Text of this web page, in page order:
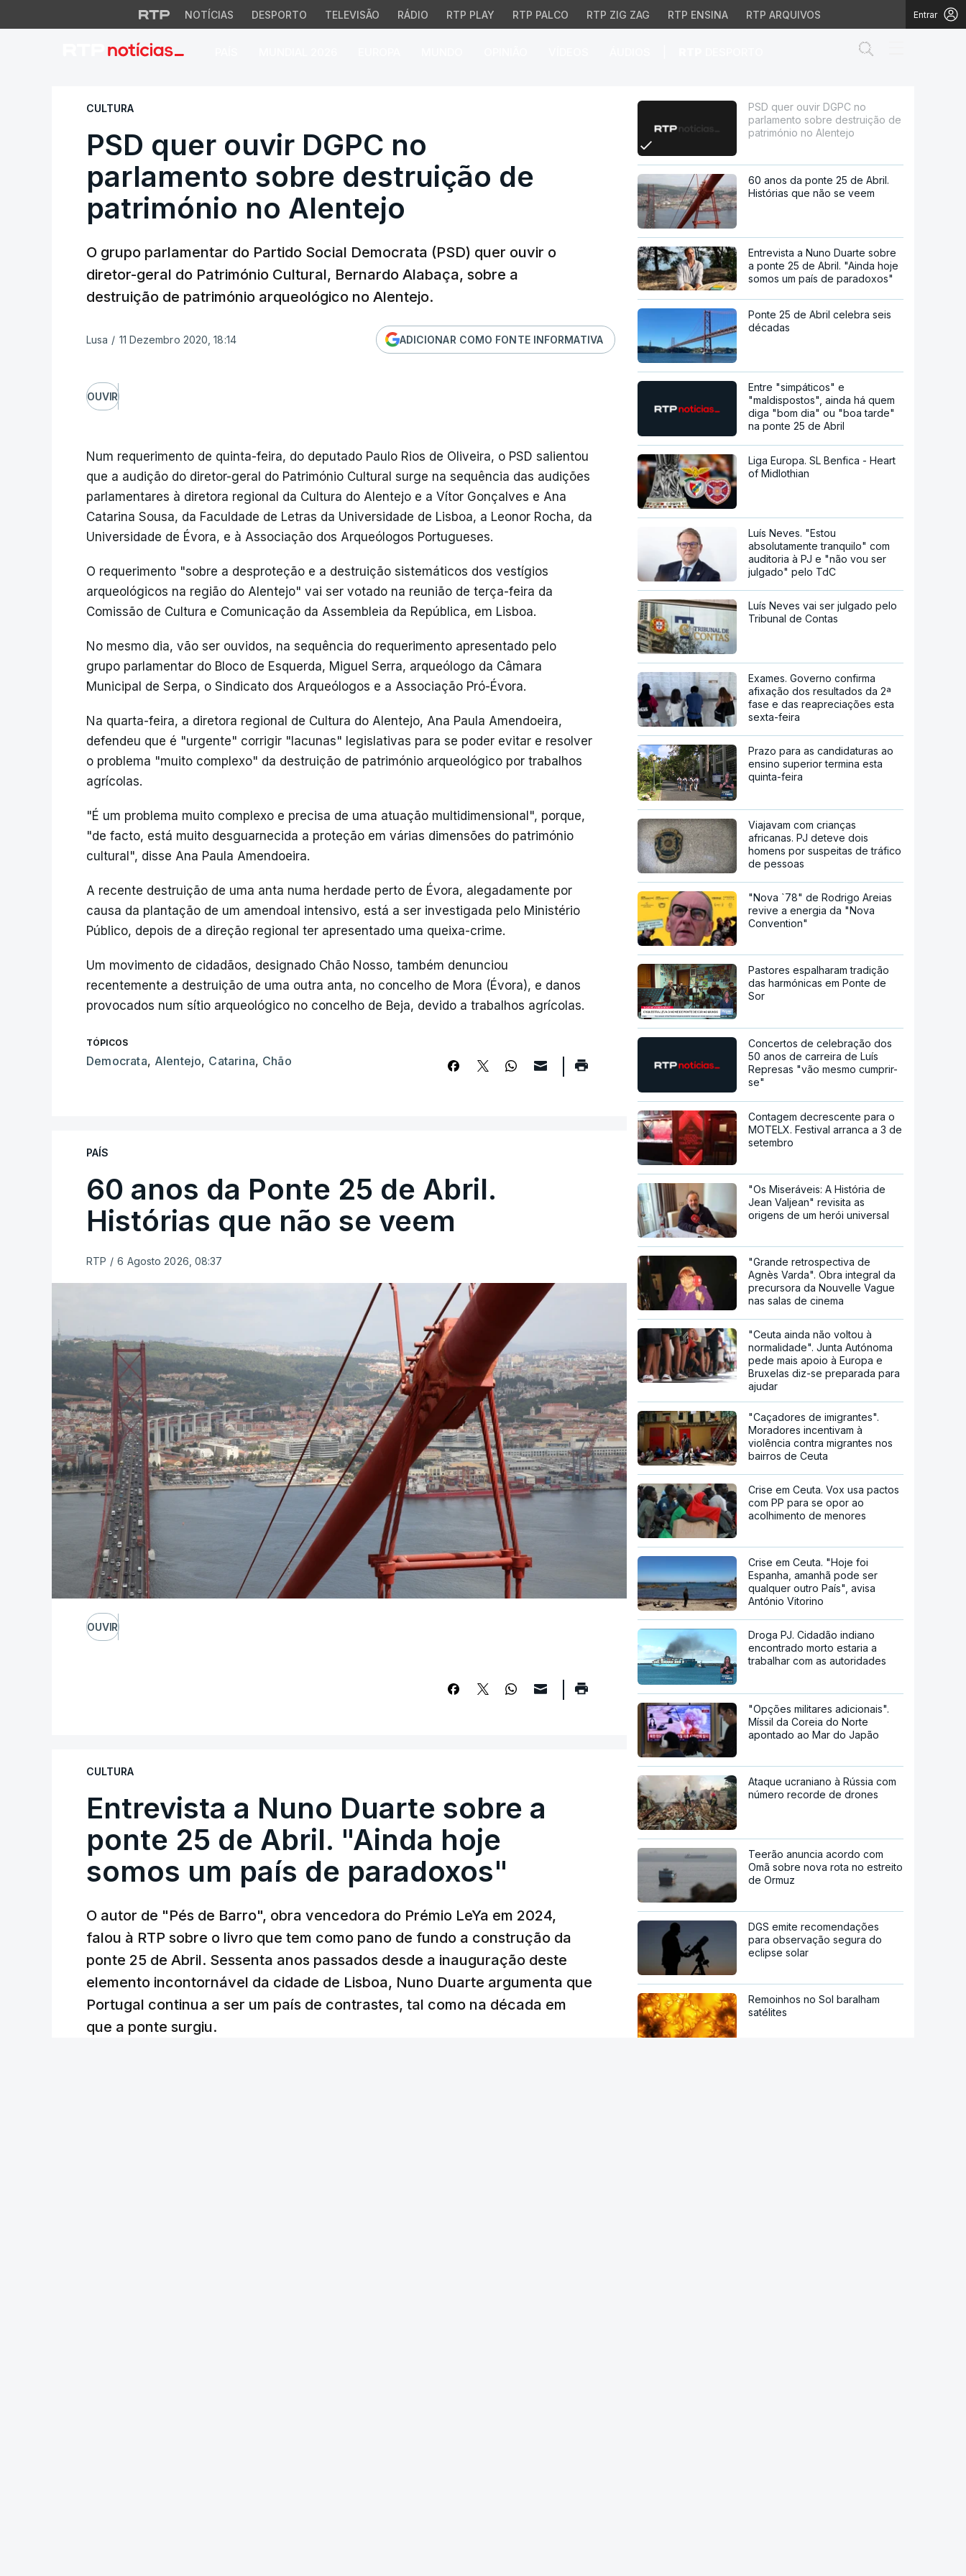
NOTÍCIAS DESPORTO TELEVISÃO RÁDIO RTP PLAY RTP PALCO RTP ZIG ZAG RTP ENSINA RTP ARQUIVOS Entrar
PSD quer ouvir DGPC no parlamento sobre destruição de
CULTURA
PSD quer ouvir DGPC no
parlamento sobre destruição de
património no Alentejo
O grupo parlamentar do Partido Social Democrata (PSD) quer ouvir o
diretor-geral do Património Cultural, Bernardo Alabaça, sobre a
destruição de património arqueológico no Alentejo.
Lusa / 11 Dezembro 2020, 18:14 ADICIONAR COMO FONTE INFORMATIVA
OUVIR
Num requerimento de quinta-feira, do deputado Paulo Rios de Oliveira, o PSD salientou
que a audição do diretor-geral do Património Cultural surge na sequência das audições
parlamentares à diretora regional da Cultura do Alentejo e a Vítor Gonçalves e Ana
Catarina Sousa, da Faculdade de Letras da Universidade de Lisboa, a Leonor Rocha, da
Universidade de Évora, e à Associação dos Arqueólogos Portugueses.
O requerimento "sobre a desproteção e a destruição sistemáticos dos vestígios
arqueológicos na região do Alentejo" vai ser votado na reunião de terça-feira da
Comissão de Cultura e Comunicação da Assembleia da República, em Lisboa.
No mesmo dia, vão ser ouvidos, na sequência do requerimento apresentado pelo
grupo parlamentar do Bloco de Esquerda, Miguel Serra, arqueólogo da Câmara
Municipal de Serpa, o Sindicato dos Arqueólogos e a Associação Pró-Évora.
Na quarta-feira, a diretora regional de Cultura do Alentejo, Ana Paula Amendoeira,
defendeu que é "urgente" corrigir "lacunas" legislativas para se poder evitar e resolver
o problema "muito complexo" da destruição de património arqueológico por trabalhos
agrícolas.
"É um problema muito complexo e precisa de uma atuação multidimensional", porque,
"de facto, está muito desguarnecida a proteção em várias dimensões do património
cultural", disse Ana Paula Amendoeira.
A recente destruição de uma anta numa herdade perto de Évora, alegadamente por
causa da plantação de um amendoal intensivo, está a ser investigada pelo Ministério
Público, depois de a direção regional ter apresentado uma queixa-crime.
Um movimento de cidadãos, designado Chão Nosso, também denunciou
recentemente a destruição de uma outra anta, no concelho de Mora (Évora), e danos
provocados num sítio arqueológico no concelho de Beja, devido a trabalhos agrícolas.
TÓPICOS
Democrata, Alentejo, Catarina, Chão
PAÍS
60 anos da Ponte 25 de Abril.
Histórias que não se veem
RTP / 6 Agosto 2026, 08:37
OUVIR
CULTURA
Entrevista a Nuno Duarte sobre a
ponte 25 de Abril. "Ainda hoje
somos um país de paradoxos"
O autor de "Pés de Barro", obra vencedora do Prémio LeYa em 2024,
falou à RTP sobre o livro que tem como pano de fundo a construção da
ponte 25 de Abril. Sessenta anos passados desde a inauguração deste
elemento incontornável da cidade de Lisboa, Nuno Duarte argumenta que
Portugal continua a ser um país de contrastes, tal como na década em
que a ponte surgiu.
PSD quer ouvir DGPC no
parlamento sobre destruição de
património no Alentejo
60 anos da ponte 25 de Abril.
Histórias que não se veem
Entrevista a Nuno Duarte sobre
a ponte 25 de Abril. "Ainda hoje
somos um país de paradoxos"
Ponte 25 de Abril celebra seis
décadas
Entre "simpáticos" e
"maldispostos", ainda há quem
diga "bom dia" ou "boa tarde"
na ponte 25 de Abril
Liga Europa. SL Benfica - Heart
of Midlothian
Luís Neves. "Estou
absolutamente tranquilo" com
auditoria à PJ e "não vou ser
julgado" pelo TdC
Luís Neves vai ser julgado pelo
Tribunal de Contas
Exames. Governo confirma
afixação dos resultados da 2ª
fase e das reapreciações esta
sexta-feira
Prazo para as candidaturas ao
ensino superior termina esta
quinta-feira
Viajavam com crianças
africanas. PJ deteve dois
homens por suspeitas de tráfico
de pessoas
"Nova `78" de Rodrigo Areias
revive a energia da "Nova
Convention"
Pastores espalharam tradição
das harmónicas em Ponte de
Sor
Concertos de celebração dos
50 anos de carreira de Luís
Represas "vão mesmo cumprir-
se"
Contagem decrescente para o
MOTELX. Festival arranca a 3 de
setembro
"Os Miseráveis: A História de
Jean Valjean" revisita as
origens de um herói universal
"Grande retrospectiva de
Agnès Varda". Obra integral da
precursora da Nouvelle Vague
nas salas de cinema
"Ceuta ainda não voltou à
normalidade". Junta Autónoma
pede mais apoio à Europa e
Bruxelas diz-se preparada para
ajudar
"Caçadores de imigrantes".
Moradores incentivam à
violência contra migrantes nos
bairros de Ceuta
Crise em Ceuta. Vox usa pactos
com PP para se opor ao
acolhimento de menores
Crise em Ceuta. "Hoje foi
Espanha, amanhã pode ser
qualquer outro País", avisa
António Vitorino
Droga PJ. Cidadão indiano
encontrado morto estaria a
trabalhar com as autoridades
"Opções militares adicionais".
Míssil da Coreia do Norte
apontado ao Mar do Japão
Ataque ucraniano à Rússia com
número recorde de drones
Teerão anuncia acordo com
Omã sobre nova rota no estreito
de Ormuz
DGS emite recomendações
para observação segura do
eclipse solar
Remoinhos no Sol baralham
satélites